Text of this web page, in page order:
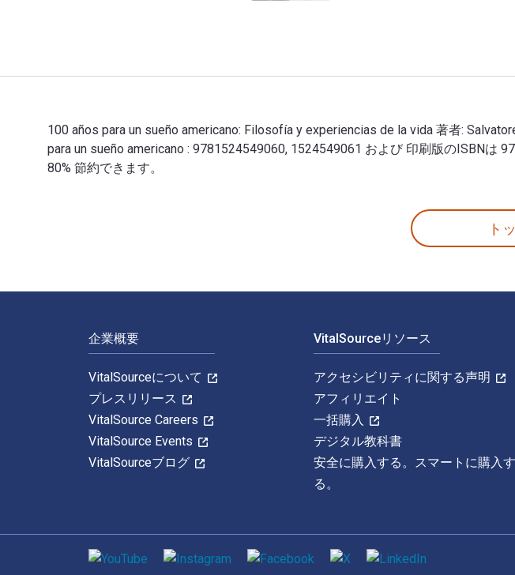
100 años para un sueño americano: Filosofía y experiencias de la vida 著者:
para un sueño americano : 9781524549060, 1524549061 および 印刷版のISBNは
80% 節約できます。
ト
企業概要
VitalSourceについて
プレスリリース
VitalSource Careers
VitalSource Events
VitalSourceブログ
VitalSourceリソース
アクセシビリティに関する声明
アフィリエイト
一括購入
デジタル教科書
安全に購入する。スマートに購入す
る。
ソーシャルメディア